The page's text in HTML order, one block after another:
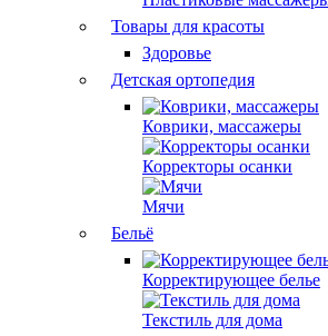
Товары для красоты
Здоровье
Детская ортопедия
Коврики, массажеры
Корректоры осанки
Мячи
Бельё
Корректирующее белье
Текстиль для дома